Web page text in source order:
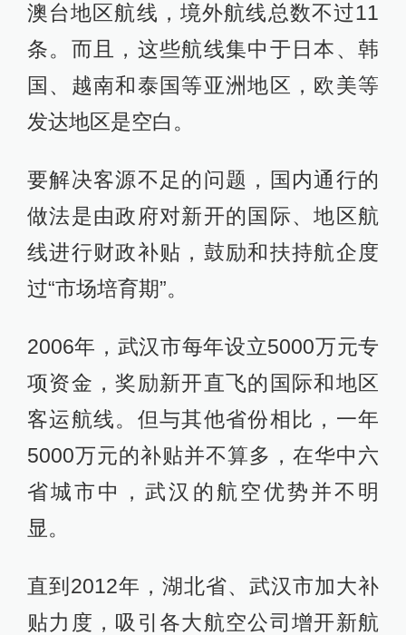
澳台地区航线，境外航线总数不过11
条。而且，这些航线集中于日本、韩
国、越南和泰国等亚洲地区，欧美等
发达地区是空白。
要解决客源不足的问题，国内通行的
做法是由政府对新开的国际、地区航
线进行财政补贴，鼓励和扶持航企度
过“市场培育期”。
2006年，武汉市每年设立5000万元专
项资金，奖励新开直飞的国际和地区
客运航线。但与其他省份相比，一年
5000万元的补贴并不算多，在华中六
省城市中，武汉的航空优势并不明
显。
直到2012年，湖北省、武汉市加大补
贴力度，吸引各大航空公司增开新航